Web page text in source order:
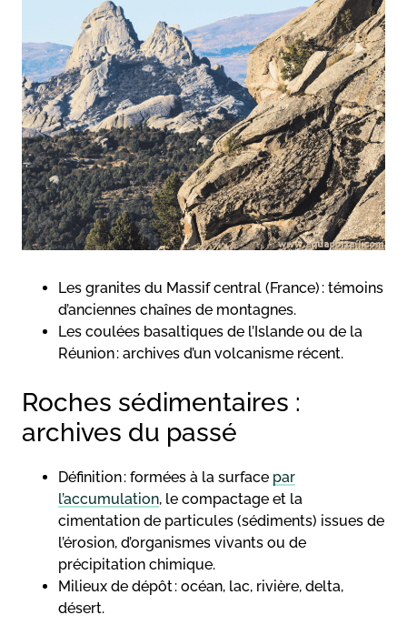
Les granites du Massif central (France) : témoins
d’anciennes chaînes de montagnes.
Les coulées basaltiques de l’Islande ou de la
Réunion : archives d’un volcanisme récent.
Roches sédimentaires :
archives du passé
Définition : formées à la surface par
l’accumulation, le compactage et la
cimentation de particules (sédiments) issues de
l’érosion, d’organismes vivants ou de
précipitation chimique.
Milieux de dépôt : océan, lac, rivière, delta,
désert.